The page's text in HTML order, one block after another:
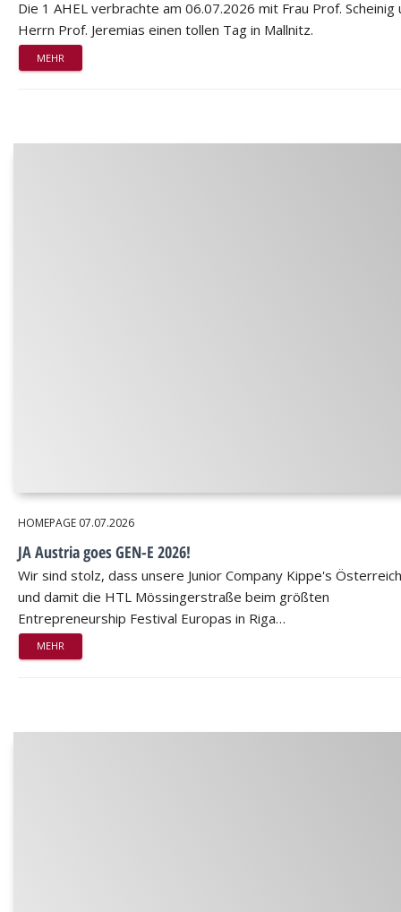
Die 1 AHEL verbrachte am 06.07.2026 mit Frau Prof. Scheinig
Herrn Prof. Jeremias einen tollen Tag in Mallnitz.
MEHR
HOMEPAGE 07.07.2026
JA Austria goes GEN-E 2026!
Wir sind stolz, dass unsere Junior Company Kippe's Österreich
und damit die HTL Mössingerstraße beim größten
Entrepreneurship Festival Europas in Riga…
MEHR